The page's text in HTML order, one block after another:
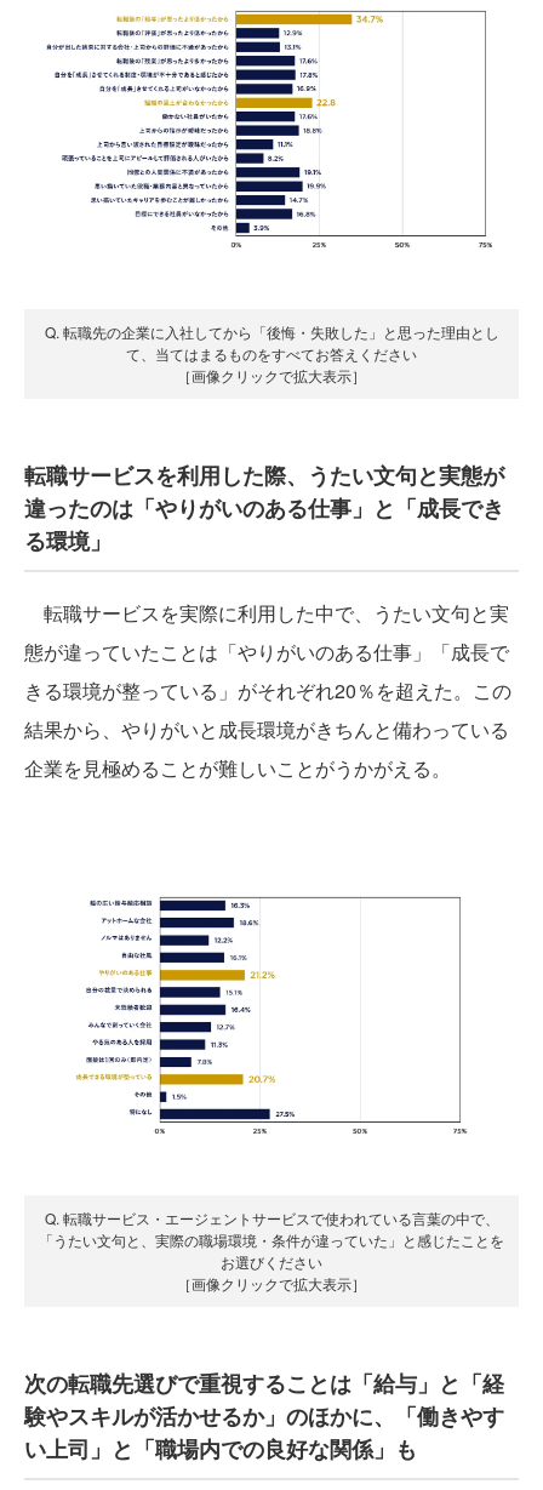
Q. 転職先の企業に入社してから「後悔・失敗した」と思った理由とし
て、当てはまるものをすべてお答えください
［画像クリックで拡大表示］
転職サービスを利用した際、うたい文句と実態が
違ったのは「やりがいのある仕事」と「成長でき
る環境」
転職サービスを実際に利用した中で、うたい文句と実
態が違っていたことは「やりがいのある仕事」「成長で
きる環境が整っている」がそれぞれ20％を超えた。この
結果から、やりがいと成長環境がきちんと備わっている
企業を見極めることが難しいことがうかがえる。
Q. 転職サービス・エージェントサービスで使われている言葉の中で、
「うたい文句と、実際の職場環境・条件が違っていた」と感じたことを
お選びください
［画像クリックで拡大表示］
次の転職先選びで重視することは「給与」と「経
験やスキルが活かせるか」のほかに、「働きやす
い上司」と「職場内での良好な関係」も